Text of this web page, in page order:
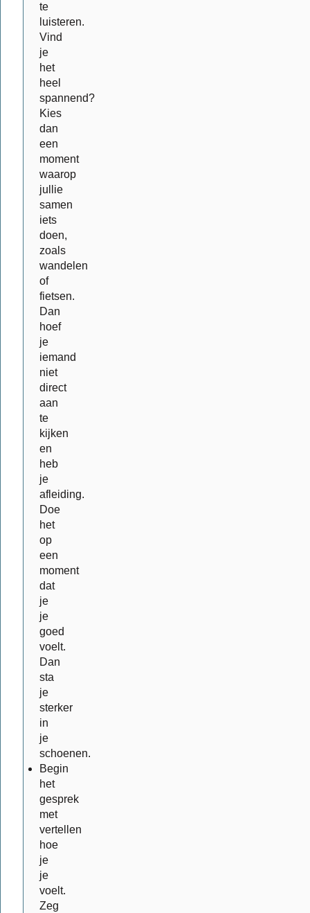
te
luisteren.
Vind
je
het
heel
spannend?
Kies
dan
een
moment
waarop
jullie
samen
iets
doen,
zoals
wandelen
of
fietsen.
Dan
hoef
je
iemand
niet
direct
aan
te
kijken
en
heb
je
afleiding.
Doe
het
op
een
moment
dat
je
je
goed
voelt.
Dan
sta
je
sterker
in
je
schoenen.
Begin
het
gesprek
met
vertellen
hoe
je
je
voelt.
Zeg